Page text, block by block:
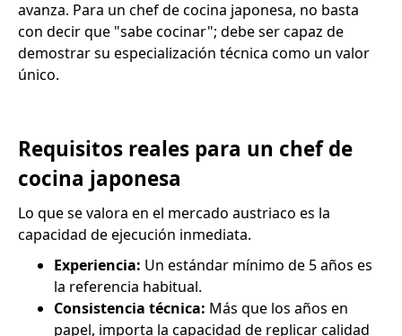
avanza. Para un chef de cocina japonesa, no basta
con decir que "sabe cocinar"; debe ser capaz de
demostrar su especialización técnica como un valor
único.
Requisitos reales para un chef de
cocina japonesa
Lo que se valora en el mercado austriaco es la
capacidad de ejecución inmediata.
Experiencia: Un estándar mínimo de 5 años es
la referencia habitual.
Consistencia técnica: Más que los años en
papel, importa la capacidad de replicar calidad